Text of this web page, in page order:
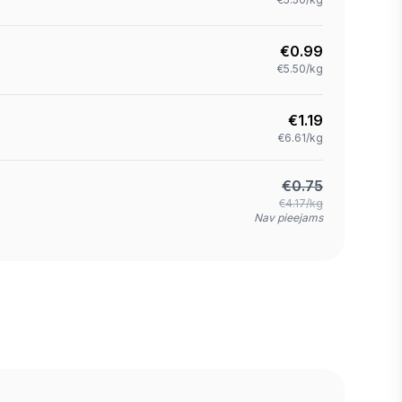
€0.99
€5.50/kg
€1.19
€6.61/kg
€0.75
€4.17/kg
Nav pieejams